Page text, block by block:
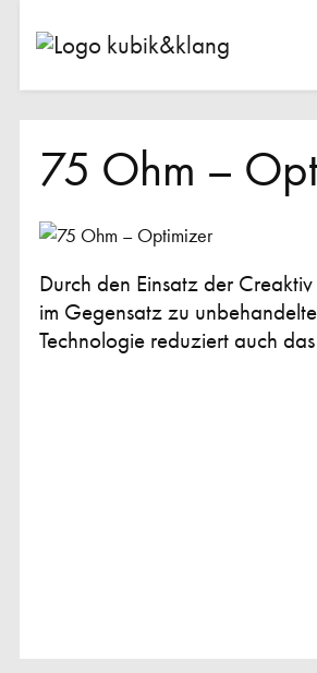
75 Ohm –
Durch den Einsatz der
im Gegensatz zu
Technologie reduziert auch